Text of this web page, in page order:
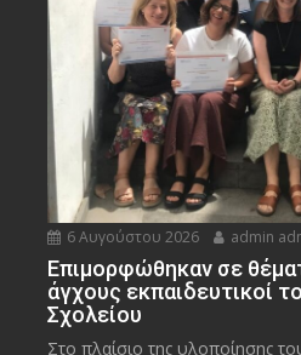
6 Αυγούστου 2026 admin
Eπιμορφώθηκαν σε
άγχους εκπαιδευτικοί
Σχολείου
Στο πλαίσιο της υλοποίησης